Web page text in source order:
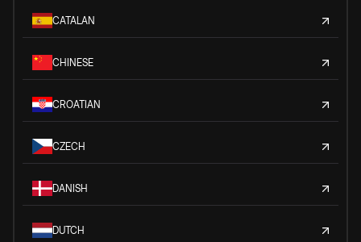
CATALAN
CHINESE
CROATIAN
CZECH
DANISH
DUTCH